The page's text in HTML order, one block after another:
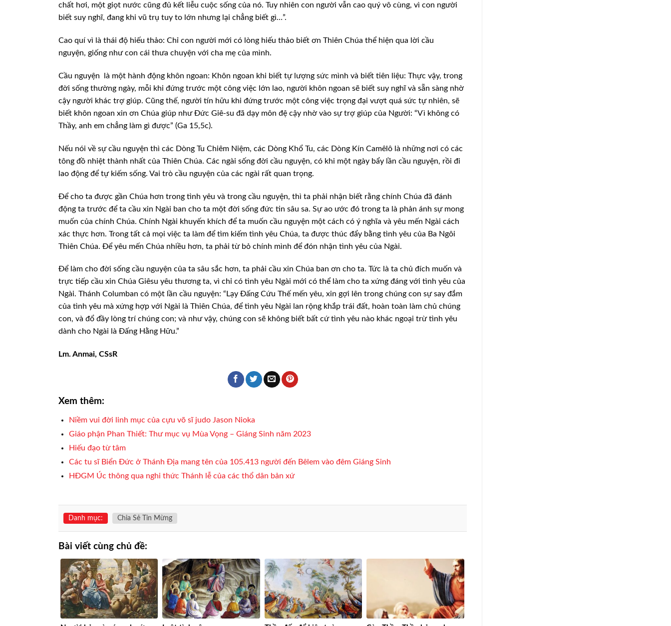
chất hơi, một giọt nước cũng đủ kết liễu cuộc sống của nó. Tuy nhiên con người vẫn cao quý vô cùng, vì con người
biết suy nghĩ, đang khi vũ trụ tuy to lớn nhưng lại chẳng biết gì…”.
Cao quí vì là thái độ hiếu thảo: Chỉ con người mới có lòng hiếu thảo biết ơn Thiên Chúa thể hiện qua lời cầu
nguyện, giống như con cái thưa chuyện với cha mẹ của mình.
Cầu nguyện là một hành động khôn ngoan: Khôn ngoan khi biết tự lượng sức mình và biết tiên liệu: Thực vậy, trong
đời sống thường ngày, mỗi khi đứng trước một công việc lớn lao, người khôn ngoan sẽ biết suy nghĩ và sẵn sàng nhờ
cậy người khác trợ giúp. Cũng thế, người tín hữu khi đứng trước một công việc trọng đại vượt quá sức tự nhiên, sẽ
biết khôn ngoan xin ơn Chúa giúp như Đức Giê-su đã dạy môn đệ cậy nhờ vào sự trợ giúp của Người: “Vì không có
Thầy, anh em chẳng làm gì được” (Ga 15,5c).
Nếu nói về sự cầu nguyện thì các Dòng Tu Chiêm Niệm, các Dòng Khổ Tu, các Dòng Kín Camêlô là những nơi có các
tông đồ nhiệt thành nhất của Thiên Chúa. Các ngài sống đời cầu nguyện, có khi một ngày bẩy lần cầu nguyện, rồi đi
lao động để tự kiếm sống. Vai trò cầu nguyện của các ngài rất quan trọng.
Để cho ta được gần Chúa hơn trong tình yêu và trong cầu nguyện, thì ta phải nhận biết rằng chính Chúa đã đánh
động ta trước để ta cầu xin Ngài ban cho ta một đời sống đức tin sâu sa. Sự ao ước đó trong ta là phản ánh sự mong
muốn của chính Chúa. Chính Ngài khuyến khích để ta muốn cầu nguyện một cách có ý nghĩa và yêu mến Ngài cách
xác thực hơn. Trong tất cả mọi việc ta làm để tìm kiếm tình yêu Chúa, ta được thúc đẩy bằng tình yêu của Ba Ngôi
Thiên Chúa. Để yêu mến Chúa nhiều hơn, ta phải từ bỏ chính mình để đón nhận tình yêu của Ngài.
Để làm cho đời sống cầu nguyện của ta sâu sắc hơn, ta phải cầu xin Chúa ban ơn cho ta. Tức là ta chủ đích muốn và
trực tiếp cầu xin Chúa Giêsu yêu thương ta, vì chỉ có tình yêu Ngài mới có thể làm cho ta xứng đáng với tình yêu của
Ngài. Thánh Columban có một lần cầu nguyện: “Lạy Đấng Cứu Thế mến yêu, xin gợi lên trong chúng con sự say đắm
của tình yêu mà xứng hợp với Ngài là Thiên Chúa, để tình yêu Ngài lan rộng khắp trái đất, hoàn toàn làm chủ chúng
con, và đổ đầy lòng trí chúng con; và như vậy, chúng con sẽ không biết bất cứ tình yêu nào khác ngoại trừ tình yêu
dành cho Ngài là Đấng Hằng Hữu.”
Lm. Anmai, CSsR
Xem thêm:
Niềm vui đời linh mục của cựu võ sĩ judo Jason Nioka
Giáo phận Phan Thiết: Thư mục vụ Mùa Vọng – Giáng Sinh năm 2023
Hiếu đạo từ tâm
Các tu sĩ Biển Đức ở Thánh Địa mang tên của 105.413 người đến Bêlem vào đêm Giáng Sinh
HĐGM Úc thông qua nghi thức Thánh lễ của các thổ dân bản xứ
Danh mục: Chia Sẻ Tin Mừng
Bài viết cùng chủ đề: